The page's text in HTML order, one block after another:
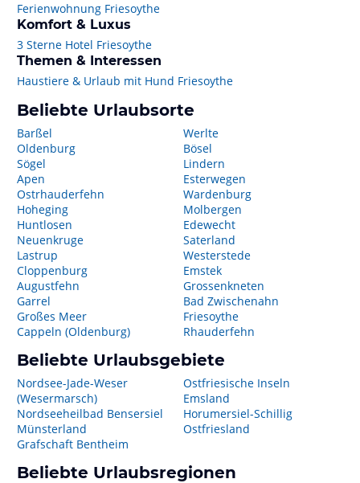
Ferienwohnung Friesoythe
Komfort & Luxus
3 Sterne Hotel Friesoythe
Themen & Interessen
Haustiere & Urlaub mit Hund Friesoythe
Beliebte Urlaubsorte
Barßel
Oldenburg
Sögel
Apen
Ostrhauderfehn
Hoheging
Huntlosen
Neuenkruge
Lastrup
Cloppenburg
Augustfehn
Garrel
Großes Meer
Cappeln (Oldenburg)
Werlte
Bösel
Lindern
Esterwegen
Wardenburg
Molbergen
Edewecht
Saterland
Westerstede
Emstek
Grossenkneten
Bad Zwischenahn
Friesoythe
Rhauderfehn
Beliebte Urlaubsgebiete
Nordsee-Jade-Weser
(Wesermarsch)
Nordseeheilbad Bensersiel
Münsterland
Grafschaft Bentheim
Ostfriesische Inseln
Emsland
Horumersiel-Schillig
Ostfriesland
Beliebte Urlaubsregionen